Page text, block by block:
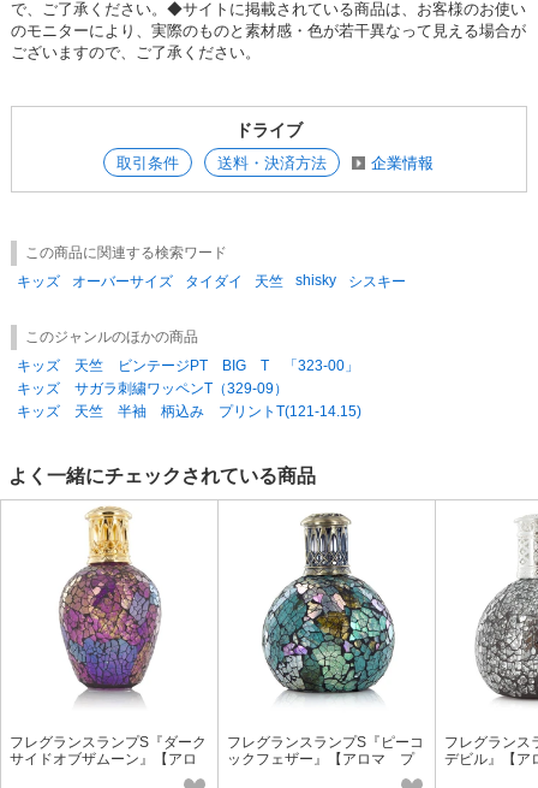
SOLD OUT
SD品番：12166279S16
オープンプライス
SOLD OUT
8-3ネイビー/A160cm
参考上代
SD品番：12166279S18 / メーカー品番：524-104
8-4ブラック/A110cm
参考上代
SD品番：12166279S19 / メーカー品番：524-104
8-4ブラック/A120cm
参考上代 オープンプライス
SD品番：12166279S20 / メーカー品番：524-104
で、ご了承ください。◆サイトに掲載されている商品は、お客様のお使い
のモニターにより、実際のものと素材感・色が若干異なって見える場合が
ございますので、ご了承ください。
ドライブ
取引条件 送料・決済方法 企業情報
この商品に関連する検索ワード
キッズ
オーバーサイズ タイダイ 天竺 shisky シスキー
このジャンルのほかの商品
キッズ 天竺 ビンテージPT BIG T 「323-00」
キッズ サガラ刺繍ワッペンT（329-09）
キッズ 天竺 半袖 柄込み プリントT(121-14.15)
よく一緒にチェックされている商品
フレグランスランプS『ダーク
サイドオブザムーン』【アロ
マ プレゼント ギフト フ
フレグランスランプS『ピーコ
ックフェザー』【アロマ プ
レゼント ギフト フレグラ
フレグランス
デビル』【